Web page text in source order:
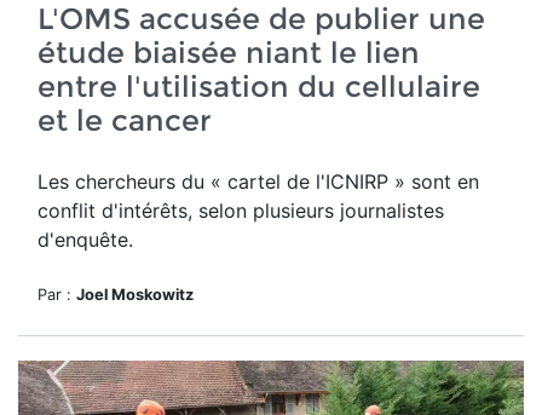
L'OMS accusée de publier une
étude biaisée niant le lien
entre l'utilisation du cellulaire
et le cancer
Les chercheurs du « cartel de l'ICNIRP » sont en
conflit d'intérêts, selon plusieurs journalistes
d'enquête.
Par : Joel Moskowitz